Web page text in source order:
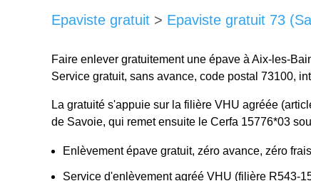
Epaviste gratuit > Epaviste gratuit 73
Faire enlever gratuitement une épave à Aix-les-
Service gratuit, sans avance, code postal 73100,
La gratuité s'appuie sur la filière VHU agréée
de Savoie, qui remet ensuite le Cerfa 15776*03
Enlèvement épave gratuit, zéro avance, zéro
Service d'enlèvement agréé VHU (filière R543-